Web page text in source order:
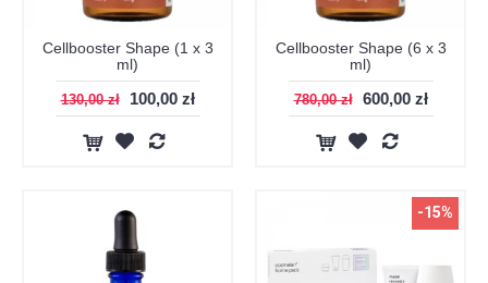
Cellbooster Shape (1 x 3
ml)
130,00 zł 100,00 zł
Cellbooster Shape (6 x 3
ml)
780,00 zł 600,00 zł
-15%